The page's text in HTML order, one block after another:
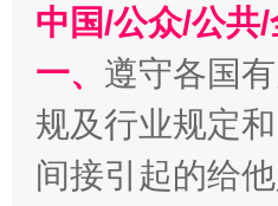
在谋一域中谋全局
中国/公众/公共
一、 遵守各国
规及行业规定
间接引起的给